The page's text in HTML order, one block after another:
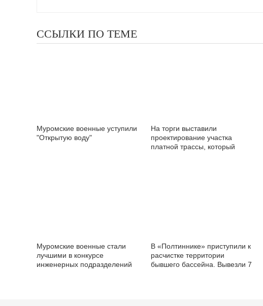
ССЫЛКИ ПО ТЕМЕ
Муромские военные уступили
"Открытую воду"
На торги выставили
проектирование участка
платной трассы, который
Муромские военные стали
лучшими в конкурсе
инженерных подразделений
В «Полтиннике» приступили к
расчистке территории
бывшего бассейна. Вывезли 7